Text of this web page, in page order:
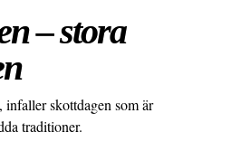
– stora
infaller skottdagen som är
traditioner.